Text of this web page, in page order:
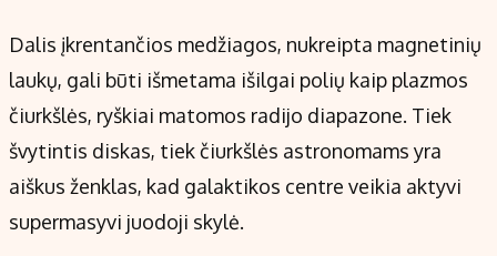
Dalis įkrentančios medžiagos, nukreipta magnetinių
laukų, gali būti išmetama išilgai polių kaip plazmos
čiurkšlės, ryškiai matomos radijo diapazone. Tiek
švytintis diskas, tiek čiurkšlės astronomams yra
aiškus ženklas, kad galaktikos centre veikia aktyvi
supermasyvi juodoji skylė.